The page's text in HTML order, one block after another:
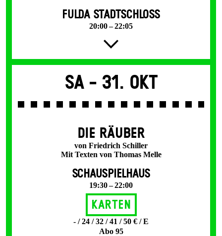
FULDA STADTSCHLOSS
20:00 – 22:05
Sa - 31. Okt
DIE RÄUBER
von Friedrich Schiller
Mit Texten von Thomas Melle
SCHAUSPIELHAUS
19:30 – 22:00
Karten
- / 24 / 32 / 41 / 50 € / E
Abo 95